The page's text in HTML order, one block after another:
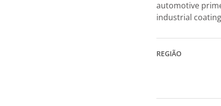
automotive
industrial
REGIÃO